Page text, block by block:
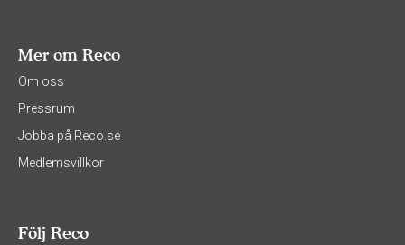
Mer om Reco
Om oss
Pressrum
Jobba på Reco.se
Medlemsvillkor
Följ Reco